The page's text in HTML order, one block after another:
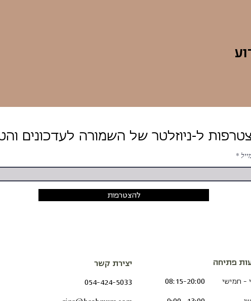
להצטרפות
יצירת קשר
054-424-5033
פתיחה
08:15-20:00 - חמישי